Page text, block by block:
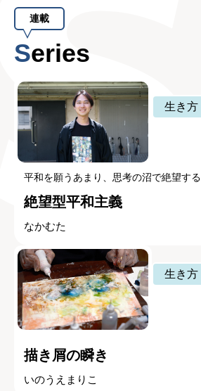
連載
Series
生き方
平和を願うあまり、思考の沼で絶望する
絶望型平和主義
なかむた
生き方
描き屑の瞬き
いのうえまりこ